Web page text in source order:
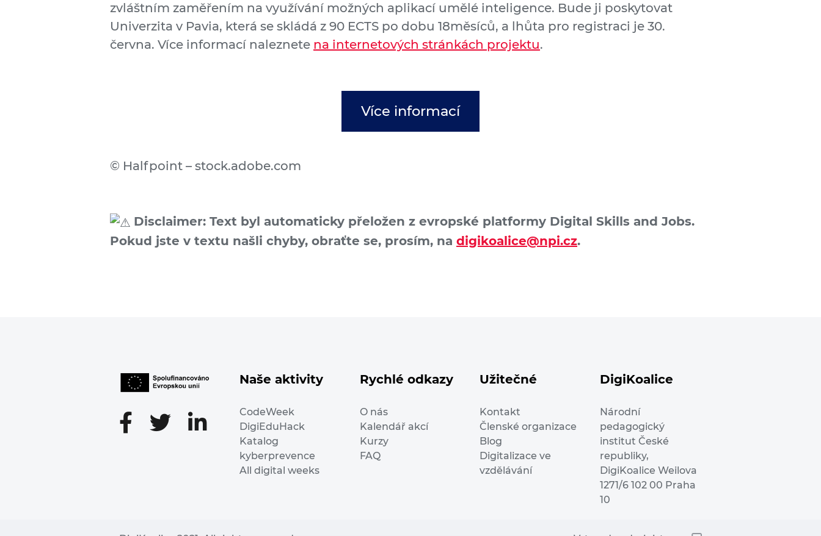
zvláštním zaměřením na využívání možných aplikací umělé inteligence. Bude ji poskytovat
Univerzita v Pavia, která se skládá z 90 ECTS po dobu 18měsíců, a lhůta pro registraci je 30.
června. Více informací naleznete na internetových stránkách projektu.
Více informací
© Halfpoint – stock.adobe.com
Disclaimer: Text byl automaticky přeložen z evropské platformy Digital Skills and Jobs.
Pokud jste v textu našli chyby, obraťte se, prosím, na digikoalice@npi.cz.
Naše aktivity
CodeWeek
DigiEduHack
Katalog
kyberprevence
All digital weeks
Rychlé odkazy
O nás
Kalendář akcí
Kurzy
FAQ
Užitečné
Kontakt
Členské organizace
Blog
Digitalizace ve
vzdělávání
DigiKoalice
Národní
pedagogický
institut České
republiky,
DigiKoalice Weilova
1271/6 102 00 Praha
10